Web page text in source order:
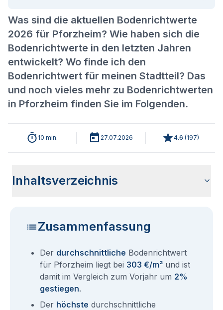
Was sind die aktuellen Bodenrichtwerte
2026 für Pforzheim? Wie haben sich die
Bodenrichtwerte in den letzten Jahren
entwickelt? Wo finde ich den
Bodenrichtwert für meinen Stadtteil? Das
und noch vieles mehr zu Bodenrichtwerten
in Pforzheim finden Sie im Folgenden.
10 min. 27.07.2026 4.6 (197)
Inhaltsverzeichnis
Zusammenfassung
Der durchschnittliche Bodenrichtwert
für Pforzheim liegt bei 303 €/m² und ist
damit im Vergleich zum Vorjahr um 2%
gestiegen.
Der höchste durchschnittliche